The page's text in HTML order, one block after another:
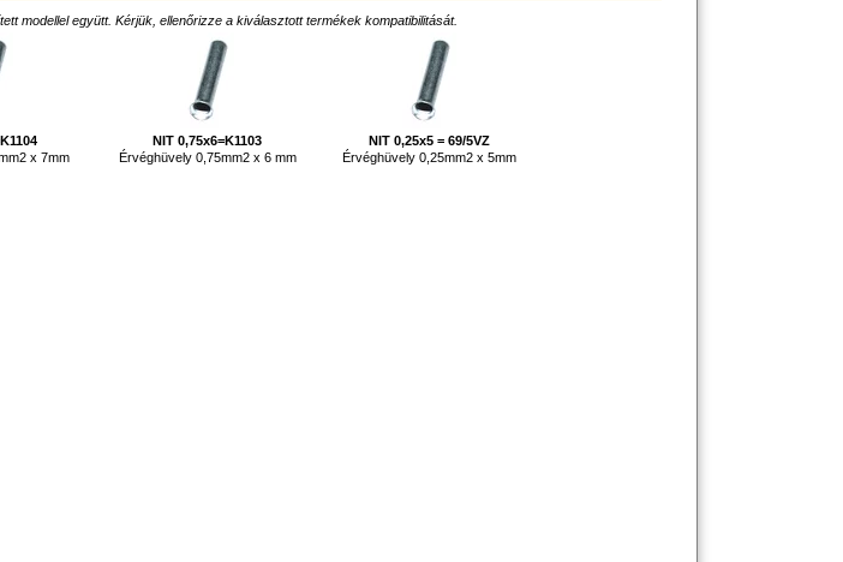
modellel együtt. Kérjük, ellenőrizze a kiválasztott termékek kompatibilitását.
x 7mm
NIT 0,75x6=K1103
Érvéghüvely 0,75mm2 x 6 mm
NIT 0,25x5 = 69/5VZ
Érvéghüvely 0,25mm2 x 5mm